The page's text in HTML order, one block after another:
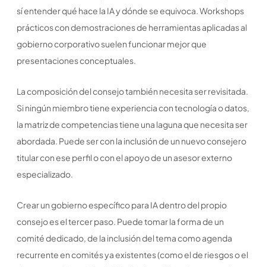
sí entender qué hace la IA y dónde se equivoca. Workshops
prácticos con demostraciones de herramientas aplicadas al
gobierno corporativo suelen funcionar mejor que
presentaciones conceptuales.
La composición del consejo también necesita ser revisitada.
Si ningún miembro tiene experiencia con tecnología o datos,
la matriz de competencias tiene una laguna que necesita ser
abordada. Puede ser con la inclusión de un nuevo consejero
titular con ese perfil o con el apoyo de un asesor externo
especializado.
Crear un gobierno específico para IA dentro del propio
consejo es el tercer paso. Puede tomar la forma de un
comité dedicado, de la inclusión del tema como agenda
recurrente en comités ya existentes (como el de riesgos o el